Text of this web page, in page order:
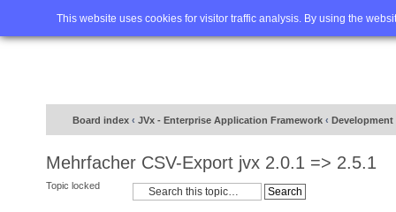
This website uses cookies for visitor traffic analysis. By using the
Home FAQ Advanced
Board index ‹ JVx - Enterprise Application Framework ‹ Development
Mehrfacher CSV-Export jvx 2.0.1 => 2.5.1
Topic locked